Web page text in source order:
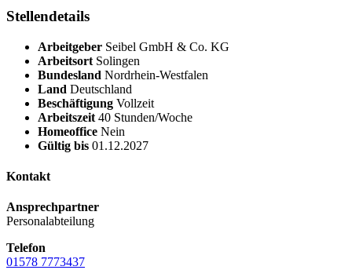
Stellendetails
Arbeitgeber Seibel GmbH & Co. KG
Arbeitsort Solingen
Bundesland Nordrhein-Westfalen
Land Deutschland
Beschäftigung Vollzeit
Arbeitszeit 40 Stunden/Woche
Homeoffice Nein
Gültig bis 01.12.2027
Kontakt
Ansprechpartner
Personalabteilung
Telefon
01578 7773437